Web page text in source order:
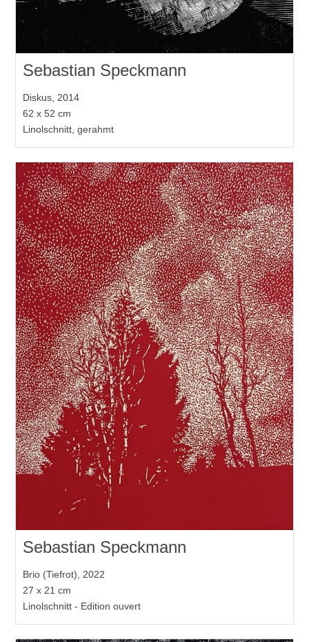
Sebastian Speckmann
Diskus, 2014
62 x 52 cm
Linolschnitt, gerahmt
Sebastian Speckmann
Brio (Tiefrot), 2022
27 x 21 cm
Linolschnitt - Edition ouvert